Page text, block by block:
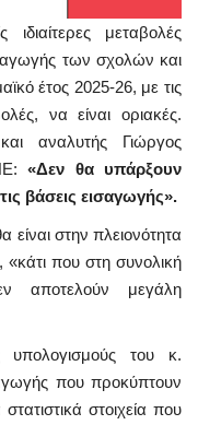
μεταβολές
των σχολών και
έτος 2025-26, με τις
να είναι οριακές.
αναλυτής Γιώργος
«Δεν θα υπάρξουν
βάσεις εισαγωγής».
είναι στην πλειονότητα
που στη συνολική
αποτελούν μεγάλη
του κ.
που προκύπτουν
στοιχεία που